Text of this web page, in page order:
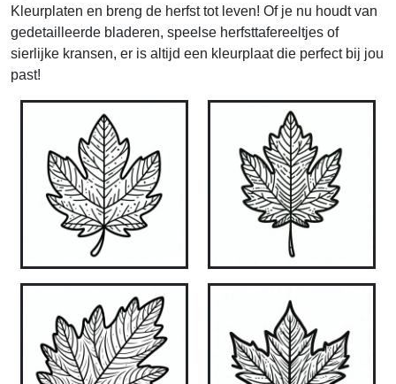
Kleurplaten en breng de herfst tot leven! Of je nu houdt van
gedetailleerde bladeren, speelse herfsttafereeltjes of
sierlijke kransen, er is altijd een kleurplaat die perfect bij jou
past!